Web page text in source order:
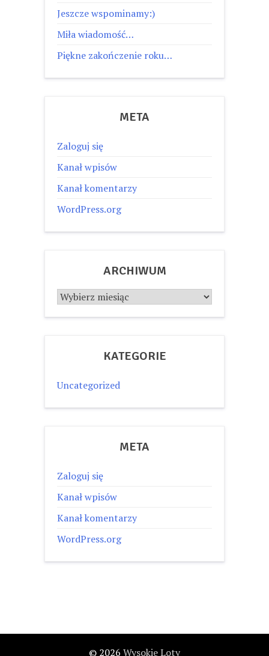
Jeszcze wspominamy:)
Miła wiadomość…
Piękne zakończenie roku…
META
Zaloguj się
Kanał wpisów
Kanał komentarzy
WordPress.org
ARCHIWUM
Archiwum
KATEGORIE
Uncategorized
META
Zaloguj się
Kanał wpisów
Kanał komentarzy
WordPress.org
© 2026 Wysokie Loty